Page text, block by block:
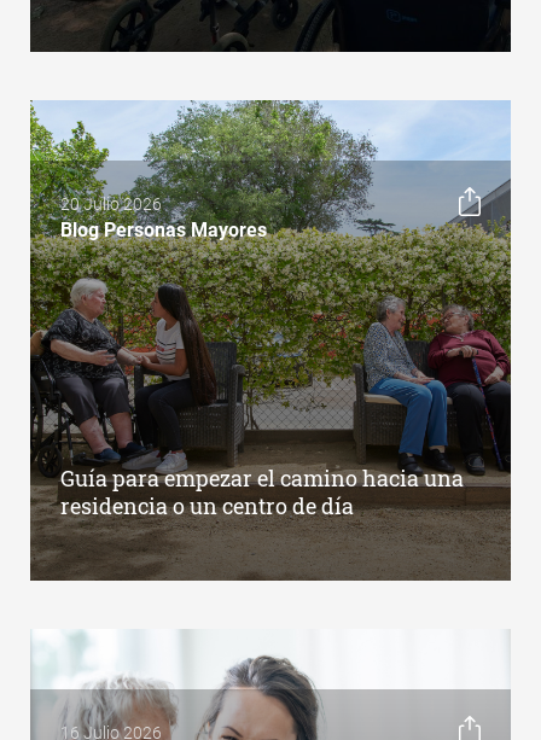
20 Julio 2026
Blog Personas Mayores
Guía para empezar el camino hacia una
residencia o un centro de día
16 Julio 2026